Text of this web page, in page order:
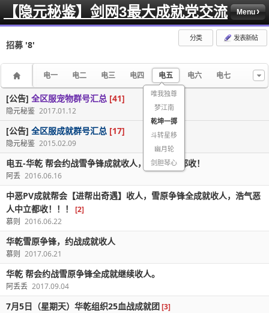
【隐元秘鉴】剑网3最大成就党交流 Menu
招募 '8'
分类 发表新帖
电一 电二 电三 电四 电五
唯我独尊
梦江南
乾坤一掷
斗转星移
幽月轮
剑胆琴心
电六 电七
[公告] 全区服宠物群号汇总 [41]
隐元秘鉴 2017.01.12
[公告] 全区服成就群号汇总 [17]
隐元秘鉴 2015.02.09
电五-华乾 帮会约战雪争锋成就收人，浩气恶人都收！
阿丢 2016.06.16
中恶PV成就帮会【进帮出奇遇】收人，雪原争锋全成就收人，浩气恶
人中立都收！！！
[2]
慕则 2016.06.22
华乾雪原争锋，约战成就收人
慕则 2017.06.21
华乾 帮会约战雪原争锋全成就继续收人。
阿丢丢 2017.09.04
7月5日（星期天）华乾组织25血战成就团[3]